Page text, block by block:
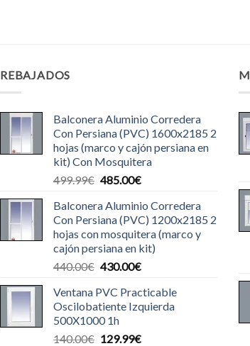
REBAJADOS
Balconera Aluminio Corredera
Con Persiana (PVC) 1600x2185 2
hojas (marco y cajón persiana en
kit) Con Mosquitera
499.99€ El
original
era:
499.99€.
485.00€El
actual
es:
485.00€.
Balconera Aluminio Corredera
Con Persiana (PVC) 1200x2185 2
hojas con mosquitera (marco y
cajón persiana en kit)
440.00€ El
original
era:
440.00€.
430.00€El
actual
es:
Ventana PVC Practicable
Oscilobatiente Izquierda
500X1000 1h
140.00€ El
129.99€El